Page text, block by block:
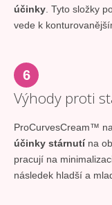
účinky. Tyto složky
vede k
6
Výhody proti
ProCurvesCream™
účinky stárnutína
pracují na
následek hladší a